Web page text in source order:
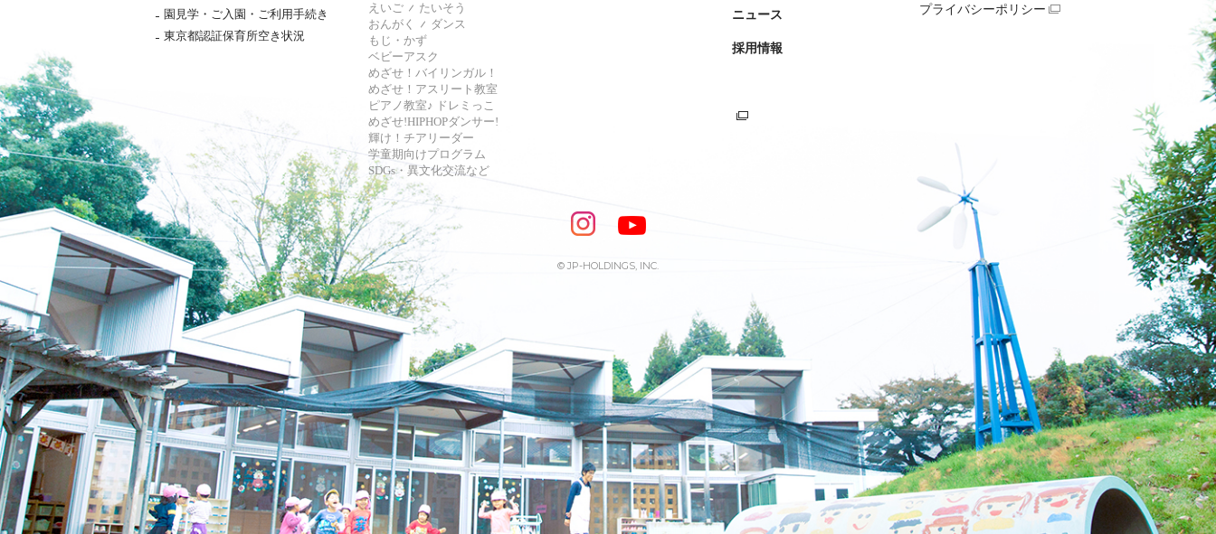
園見学・ご入園・ご利用手続き
東京都認証保育所空き状況
えいご
たいそう
おんがく
ダンス
もじ・かず
ベビーアスク
めざせ！バイリンガル！
めざせ！アスリート教室
ピアノ教室♪ ドレミっこ
めざせ!HIPHOPダンサー!
輝け！チアリーダー
学童期向けプログラム
SDGs・異文化交流など
ニュース
採用情報
プライバシーポリシー
© JP-HOLDINGS, INC.